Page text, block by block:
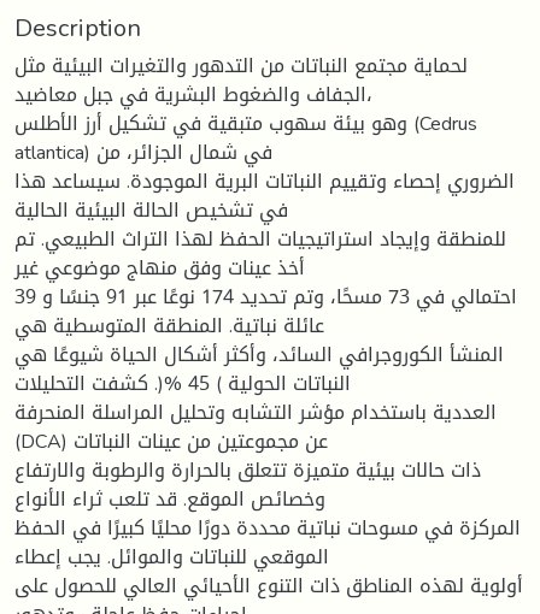
Description
لحماية مجتمع النباتات من التدهور والتغيرات البيئية مثل
الجفاف والضغوط البشرية في جبل معاضيد،
وهو بيئة سهوب متبقية في تشكيل أرز الأطلس (Cedrus
atlantica) في شمال الجزائر، من
الضروري إحصاء وتقييم النباتات البرية الموجودة. سيساعد هذا
في تشخيص الحالة البيئية الحالية
للمنطقة وإيجاد استراتيجيات الحفظ لهذا التراث الطبيعي. تم
أخذ عينات وفق منهاج موضوعي غير
احتمالي في 73 مسحًا، وتم تحديد 174 نوعًا عبر 91 جنسًا و 39
عائلة نباتية. المنطقة المتوسطية هي
المنشأ الكوروجرافي السائد، وأكثر أشكال الحياة شيوعًا هي
النباتات الحولية ) 45 %(. كشفت التحليلات
العددية باستخدام مؤشر التشابه وتحليل المراسلة المنحرفة
(DCA) عن مجموعتين من عينات النباتات
ذات حالات بيئية متميزة تتعلق بالحرارة والرطوبة والارتفاع
وخصائص الموقع. قد تلعب ثراء الأنواع
المركزة في مسوحات نباتية محددة دورًا محليًا كبيرًا في الحفظ
الموقعي للنباتات والموائل. يجب إعطاء
أولوية لهذه المناطق ذات التنوع الأحيائي العالي للحصول على